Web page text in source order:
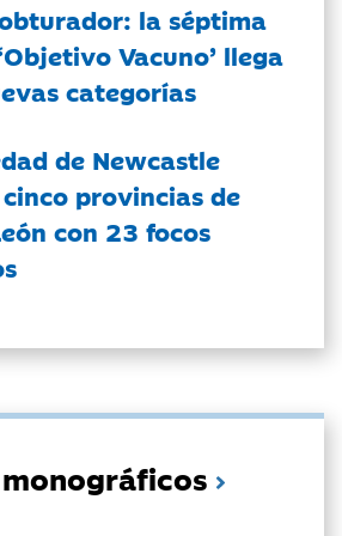
la séptima
Vacuno’ llega
categorías
de Newcastle
provincias de
con 23 focos